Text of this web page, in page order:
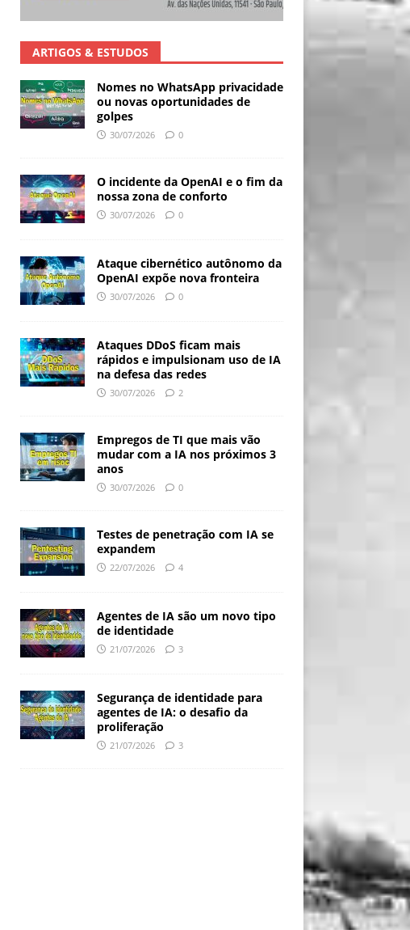
ARTIGOS & ESTUDOS
Nomes no WhatsApp privacidade
ou novas oportunidades de
golpes
30/07/2026 0
O incidente da OpenAI e o fim da
nossa zona de conforto
30/07/2026 0
Ataque cibernético autônomo da
OpenAI expõe nova fronteira
30/07/2026 0
Ataques DDoS ficam mais
rápidos e impulsionam uso de IA
na defesa das redes
30/07/2026 2
Empregos de TI que mais vão
mudar com a IA nos próximos 3
anos
30/07/2026 0
Testes de penetração com IA se
expandem
22/07/2026 4
Agentes de IA são um novo tipo
de identidade
21/07/2026 3
Segurança de identidade para
agentes de IA: o desafio da
proliferação
21/07/2026 3